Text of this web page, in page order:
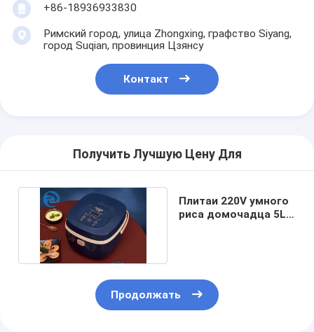
+86-18936933830
Римский город, улица Zhongxing, графство Siyang,
город Suqian, провинция Цзянсу
Контакт
Получить Лучшую Цену Для
Плитаи 220V умного
риса домочадца 5L
Продолжать